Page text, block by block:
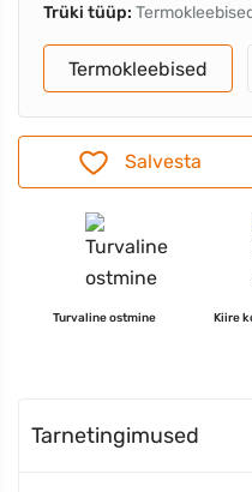
Trüki tüüp:
Termokleebised
Salvesta
Turvaline ostmine Kiire
Tarnetingimused